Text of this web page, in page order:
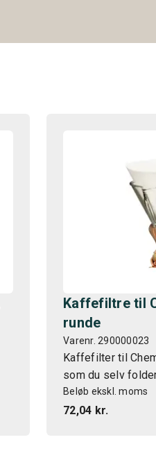
Kaffefiltre til
runde
Varenr. 290000023
Kaffefilter til
som du selv
Beløb ekskl. moms
72,04 kr.